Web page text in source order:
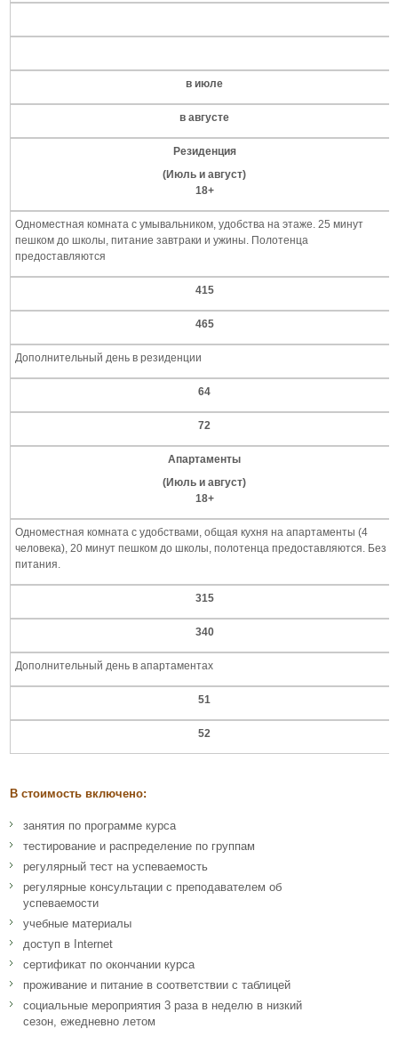
в июле
в августе
Резиденция
(Июль и август)
18+
Одноместная комната с умывальником, удобства на этаже. 25 минут
пешком до школы, питание завтраки и ужины. Полотенца
предоставляются
415
465
Дополнительный день в резиденции
64
72
Апартаменты
(Июль и август)
18+
Одноместная комната с удобствами, общая кухня на апартаменты (4
человека), 20 минут пешком до школы, полотенца предоставляются. Без
питания.
315
340
Дополнительный день в апартаментах
51
52
В стоимость включено:
занятия по программе курса
тестирование и распределение по группам
регулярный тест на успеваемость
регулярные консультации с преподавателем об
успеваемости
учебные материалы
доступ в Internet
сертификат по окончании курса
проживание и питание в соответствии с таблицей
социальные мероприятия 3 раза в неделю в низкий
сезон, ежедневно летом